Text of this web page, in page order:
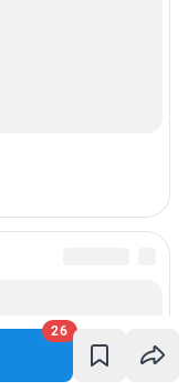
26